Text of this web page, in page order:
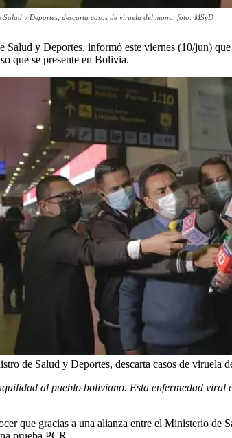
Salud y Deportes, descarta casos de viruela del mono, foto: MSyD
Salud y Deportes, informó este viernes (10/jun)
que se presente en Bolivia.
de Salud y Deportes, descarta casos de viruela
al pueblo boliviano. Esta enfermedad
que gracias a una alianza entre el Ministerio
prueba PCR.